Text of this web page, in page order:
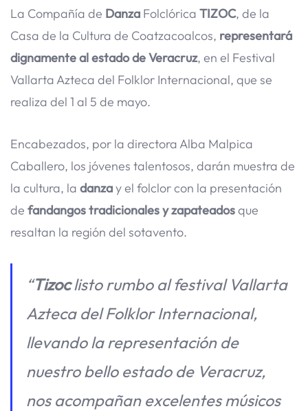
La Compañía de Danza Folclórica TIZOC, de la
Casa de la Cultura de Coatzacoalcos, representará
dignamente al estado de Veracruz, en el Festival
Vallarta Azteca del Folklor Internacional, que se
realiza del 1 al 5 de mayo.
Encabezados, por la directora Alba Malpica
Caballero, los jóvenes talentosos, darán muestra de
la cultura, la danzay el folclor con la presentación
de fandangos tradicionales y zapateadosque
resaltan la región del sotavento.
“Tizoclisto rumbo al festival Vallarta
Azteca del Folklor Internacional,
llevando la representación de
nuestro bello estado de Veracruz,
nos acompañan excelentes músicos